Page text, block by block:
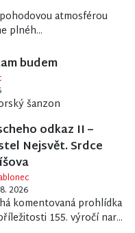
atmosférou
plnéh...
budem
šanzon
odkaz II –
Nejsvět. Srdce
2026
komentovaná prohlídka
155. výročí nar...